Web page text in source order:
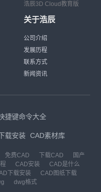
浩辰3D Cloud教育版
关于浩辰
公司介绍
发展历程
联系方式
新闻资讯
捷键命令大全
载安装 CAD素材库
免费CAD 下载CAD
国产
CAD安装
CAD是什么
下载安装
CAD图纸下载
dwg格式